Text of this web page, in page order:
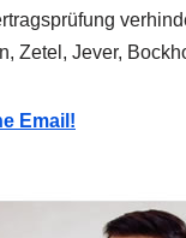
Zetel, Jever,
Email!